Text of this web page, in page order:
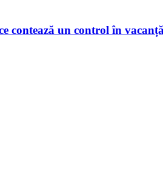
contează un control în vacanță